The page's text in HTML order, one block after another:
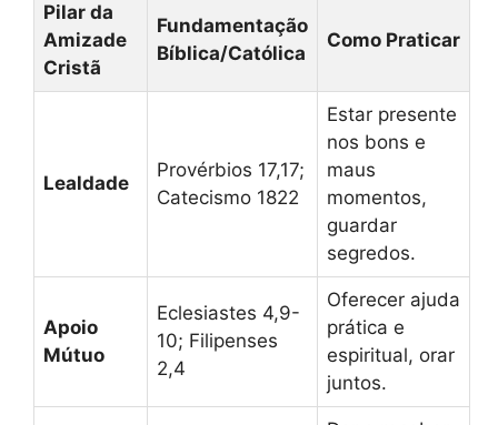
Pilar da
Amizade
Cristã
Fundamentação
Bíblica/Católica
Como Praticar
Lealdade
Provérbios 17,17;
Catecismo 1822
Estar presente
nos bons e
maus
momentos,
guardar
segredos.
Apoio
Mútuo
Eclesiastes 4,9-
10; Filipenses
2,4
Oferecer ajuda
prática e
espiritual, orar
juntos.